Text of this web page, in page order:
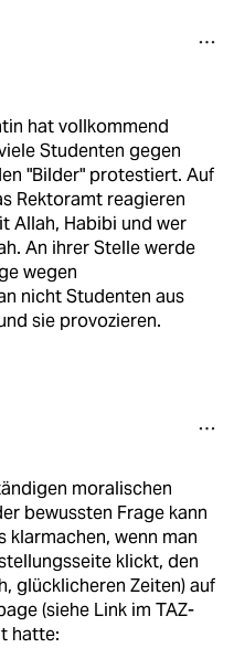
hat vollkommend
Studenten gegen
"Bilder" protestiert. Auf
Rektoramt reagieren
Allah, Habibi und wer
An ihrer Stelle werde
wegen
nicht Studenten aus
sie provozieren.
moralischen
bewussten Frage kann
klarmachen, wenn man
klickt, den
glücklicheren Zeiten) auf
(siehe Link im TAZ-
hatte: